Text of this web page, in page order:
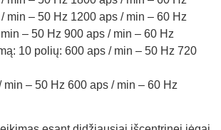
min – 50 Hz 1200 aps / min – 60 Hz
– 50 Hz 900 aps / min – 60 Hz
10 polių: 600 aps / min – 50 Hz 720
min – 50 Hz 600 aps / min – 60 Hz